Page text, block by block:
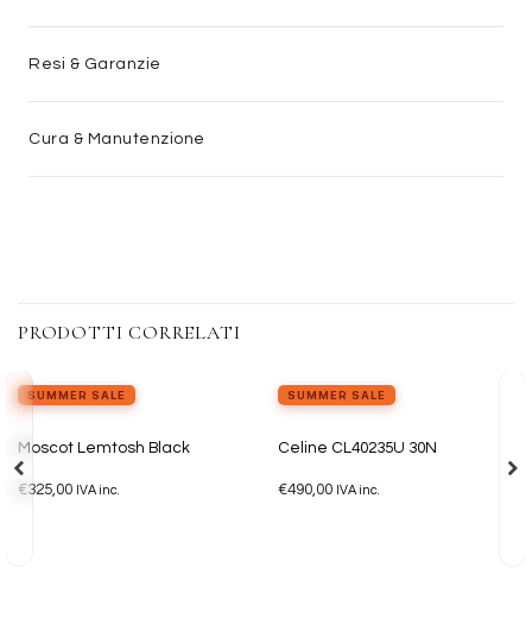
Resi & Garanzie
Cura & Manutenzione
PRODOTTI CORRELATI
SUMMER SALE
Moscot Lemtosh Black
€325,00 IVA inc.
ESAURITO
SUMMER SALE
Celine CL40235U 30N
€490,00 IVA inc.